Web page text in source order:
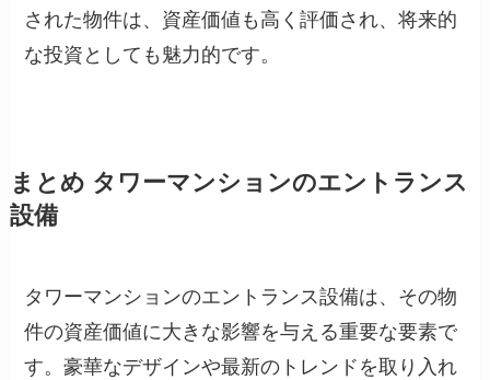
された物件は、資産価値も高く評価され、将来的
な投資としても魅力的です。
まとめ タワーマンションのエントランス
設備
タワーマンションのエントランス設備は、その物
件の資産価値に大きな影響を与える重要な要素で
す。豪華なデザインや最新のトレンドを取り入れ